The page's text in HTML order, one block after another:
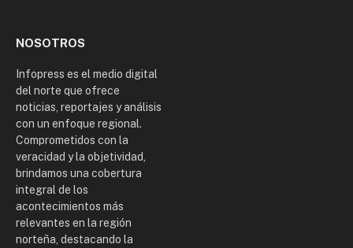
NOSOTROS
Infopress es el medio digital
del norte que ofrece
noticias, reportajes y análisis
con un enfoque regional.
Comprometidos con la
veracidad y la objetividad,
brindamos una cobertura
integral de los
acontecimientos más
relevantes en la región
norteña, destacando la